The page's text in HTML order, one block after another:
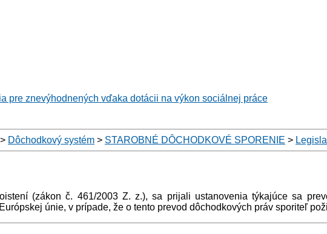
pre znevýhodnených vďaka dotácii na výkon sociálnej práce
> Dôchodkový systém > STAROBNÉ DÔCHODKOVÉ SPORENIE >
(zákon č. 461/2003 Z. z.), sa prijali ustanovenia týkajúce sa
únie, v prípade, že o tento prevod dôchodkových práv sporiteľ